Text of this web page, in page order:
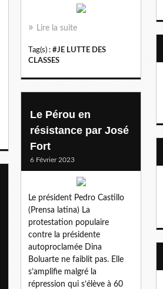
Lire la suite
Tag(s) : #JE LUTTE DES
CLASSES
Le Pérou en
résistance par José
Fort
6 Février 2023
Le président Pedro Castillo
(Prensa latina) La
protestation populaire
contre la présidente
autoproclamée Dina
Boluarte ne faiblit pas. Elle
s’amplifie malgré la
répression qui s’élève à 60